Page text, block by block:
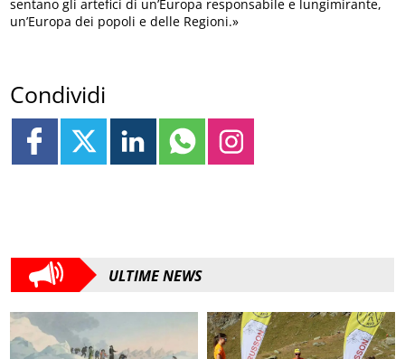
sentano gli artefici di un’Europa responsabile e lungimirante,
un’Europa dei popoli e delle Regioni.»
Condividi
ULTIME NEWS